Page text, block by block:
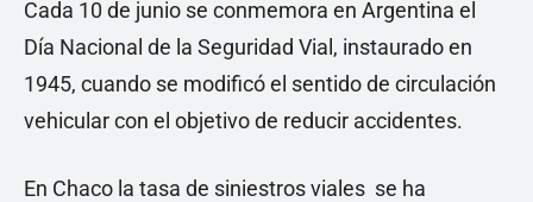
Cada 10 de junio se conmemora en Argentina el
Día Nacional de la Seguridad Vial, instaurado en
1945, cuando se modificó el sentido de circulación
vehicular con el objetivo de reducir accidentes.
En Chaco la tasa de siniestros viales se ha